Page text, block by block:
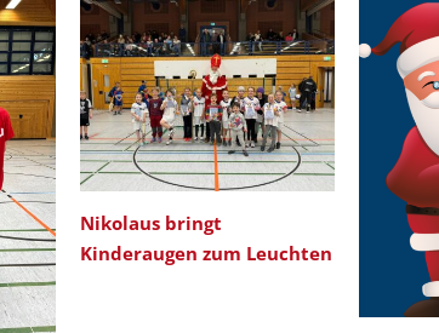
Nikolaus bringt
Kinderaugen zum Leuchten